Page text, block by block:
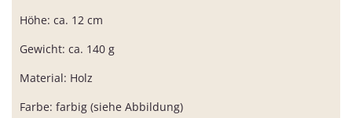
Höhe: ca. 12 cm
Gewicht: ca. 140 g
Material: Holz
Farbe: farbig (siehe Abbildung)